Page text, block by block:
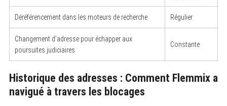
Déréférencement dans les moteurs de recherche Régulier
Changement d’adresse pour échapper aux
poursuites judiciaires
Constante
Historique des adresses : Comment Flemmix a
navigué à travers les blocages